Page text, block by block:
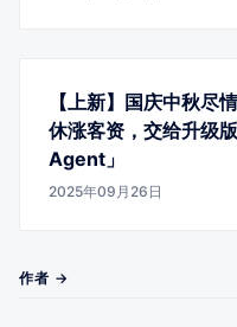
【上新】国庆中秋尽
休涨客资，交给升级
Agent」
2025年09月26日
作者 →